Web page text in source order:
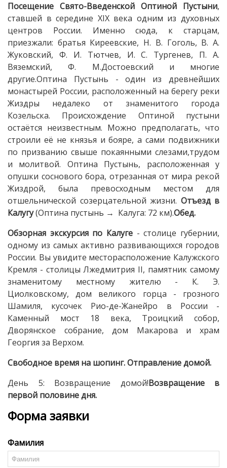
Посещение Свято-Введенской Оптиной Пустыни,
ставшей в середине XIX века одним из духовных
центров России. Именно сюда, к старцам,
приезжали: братья Киреевские, Н. В. Гоголь, В. А.
Жуковский, Ф. И. Тютчев, И. С. Тургенев, П. А.
Вяземский, Ф. М.Достоевский и многие
другие.Оптина Пустынь - один из древнейших
монастырей России, расположенный на берегу реки
Жиздры недалеко от знаменитого города
Козельска. Происхождение Оптиной пустыни
остаётся неизвестным. Можно предполагать, что
строили её не князья и бояре, а сами подвижники
по призванию свыше покаянными слезами,трудом
и молитвой. Оптина Пустынь, расположенная у
опушки соснового бора, отрезанная от мира рекой
Жиздрой, была превосходным местом для
отшельнической созерцательной жизни. Отъезд в
Калугу(Оптина пустынь → Калуга: 72 км).Обед.
Обзорная экскурсия по Калуге - столице губернии,
одному из самых активно развивающихся городов
России. Вы увидите месторасположение Калужского
Кремля - столицы Лжедмитрия II, памятник самому
знаменитому местному жителю - К. Э.
Циолковскому, дом великого горца - грозного
Шамиля, кусочек Рио-де-Жанейро в России -
Каменный мост 18 века, Троицкий собор,
Дворянское собрание, дом Макарова и храм
Георгия за Верхом.
Свободное время на шопинг. Отправление домой.
День 5: Возвращение домой!Возвращение в
первой половине дня.
Форма заявки
Фамилия